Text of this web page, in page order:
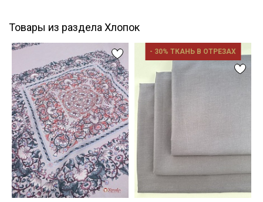
Товары из раздела Хлопок
- 30% ТКАНЬ В ОТРЕЗАХ